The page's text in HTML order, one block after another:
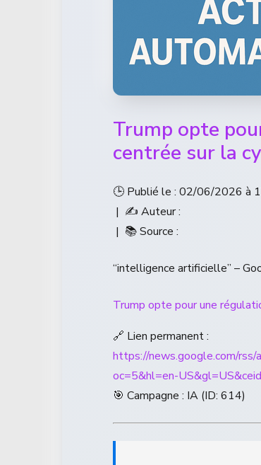
Trump opte
centrée sur la
🕒 Publié le : 02/06/2026 à
| ✍️ Auteur :
| 📚 Source :
“intelligence artificielle” –
Trump opte pour une
🔗 Lien permanent :
https://news.google.com/
oc=5&hl=en-
🎯 Campagne : IA (ID: 614)